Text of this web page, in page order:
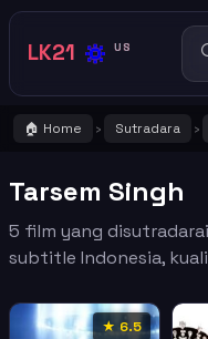
LK21 🔅 US
🏠 Home › Sutradara ›
Tarsem Singh
5 film yang disutradarai
subtitle Indonesia,
★ 6.5